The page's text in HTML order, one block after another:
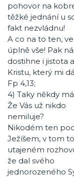
pohovor na
těžké jednání u
fakt nezvládnu!
A co na to ten,
úplně vše! Pak
dostihne i jistota
Kristu, který mi
Fp 4,13;
4) Taky někdy
Že Vás už nikdo
nemiluje?
Nikodém ten
Ježíšem, v tom
utajeném
že dal svého
jednorozeného